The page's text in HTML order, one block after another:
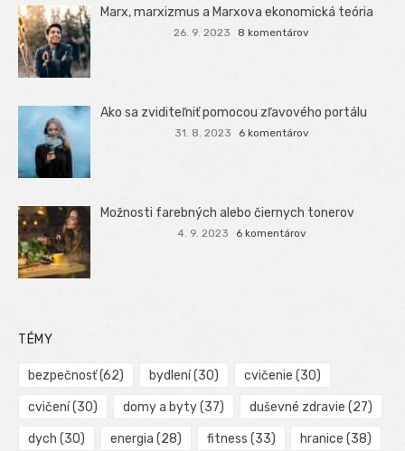
Marx, marxizmus a Marxova ekonomická teória
26. 9. 2023 8 komentárov
Ako sa zviditeľniť pomocou zľavového portálu
31. 8. 2023 6 komentárov
Možnosti farebných alebo čiernych tonerov
4. 9. 2023 6 komentárov
TÉMY
bezpečnosť(62) bydlení(30) cvičenie (30)
cvičení(30) domy a byty(37) duševné zdravie (27)
dych (30) energia (28) fitness (33) hranice (38)